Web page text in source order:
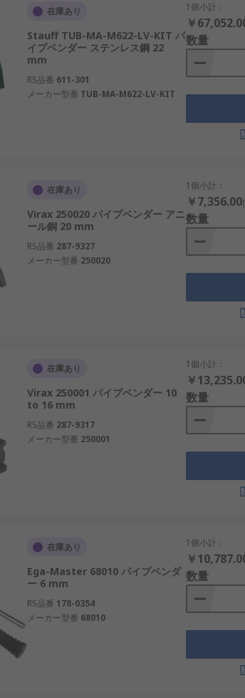
在庫あり
Stauff TUB-MA-M622-LV-KIT パ
イプベンダー ステンレス鋼 22
mm
RS品番 611-301
メーカー型番 TUB-MA-M622-LV-KIT
1個小計：
￥
数量
在庫あり
Virax 250020 パイプベンダー アニ
ール銅 20 mm
RS品番 287-9327
メーカー型番 250020
1個小計：
￥7,356.00
数量
在庫あり
Virax 250001 パイプベンダー 10
to 16 mm
RS品番 287-9317
メーカー型番 250001
1個小計：
￥
数量
在庫あり
Ega-Master 68010 パイプベンダ
ー 6 mm
RS品番 178-0354
メーカー型番 68010
1個小計：
￥
数量